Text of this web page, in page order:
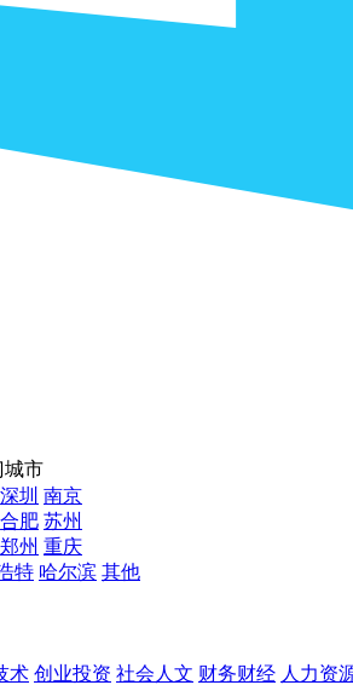
城市
深圳 南京
合肥 苏州
郑州 重庆
特 哈尔滨 其他
术 创业投资 社会人文 财务财经 人力资